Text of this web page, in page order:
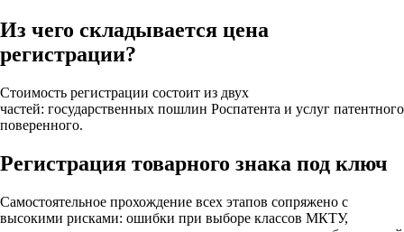
Из чего складывается цена
регистрации?
Стоимость регистрации состоит из двух
частей: государственных пошлин Роспатента и услуг патентного
поверенного.
Регистрация товарного знака под ключ
Самостоятельное прохождение всех этапов сопряжено с
высокими рисками: ошибки при выборе классов МКТУ,